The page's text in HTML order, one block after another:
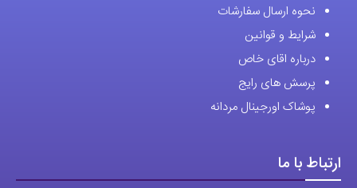
نحوه ارسال سفارشات
شرایط و قوانین
درباره اقای خاص
پرسش های رایج
پوشاک اورجینال مردانه
ارتباط با ما